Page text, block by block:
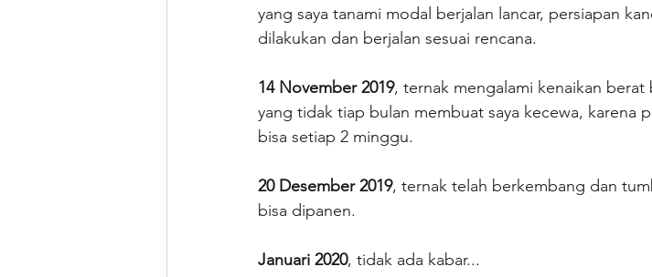
yang saya tanami modal berjalan lancar, persiapan
dilakukan dan berjalan sesuai rencana.
14 November 2019, ternak mengalami kenaikan
yang tidak tiap bulan membuat saya kecewa, karena
bisa setiap 2 minggu.
20 Desember 2019, ternak telah berkembang dan
bisa dipanen.
Januari 2020, tidak ada kabar...